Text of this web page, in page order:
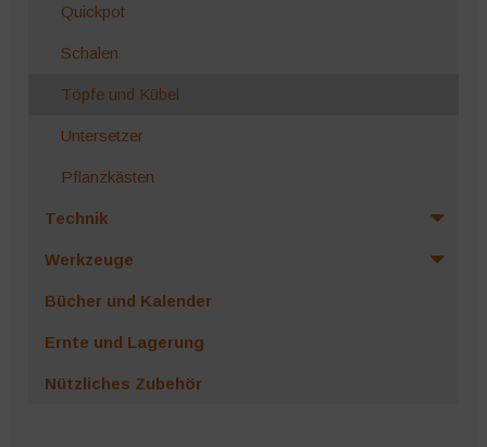
Quickpot
Schalen
Töpfe und Kübel
Untersetzer
Pflanzkästen
Technik
Werkzeuge
Bücher und Kalender
Ernte und Lagerung
Nützliches Zubehör